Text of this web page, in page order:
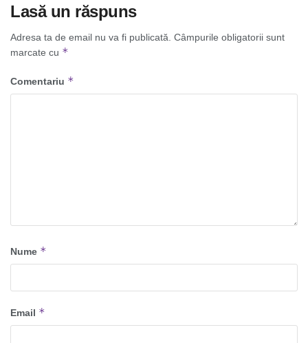
Lasă un răspuns
Adresa ta de email nu va fi publicată. Câmpurile obligatorii sunt
marcate cu *
Comentariu *
Nume *
Email *